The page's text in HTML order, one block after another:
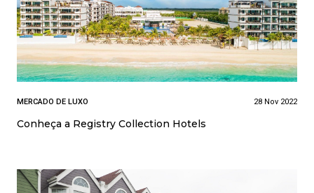
MERCADO DE LUXO 28 Nov 2022
Conheça a Registry Collection Hotels